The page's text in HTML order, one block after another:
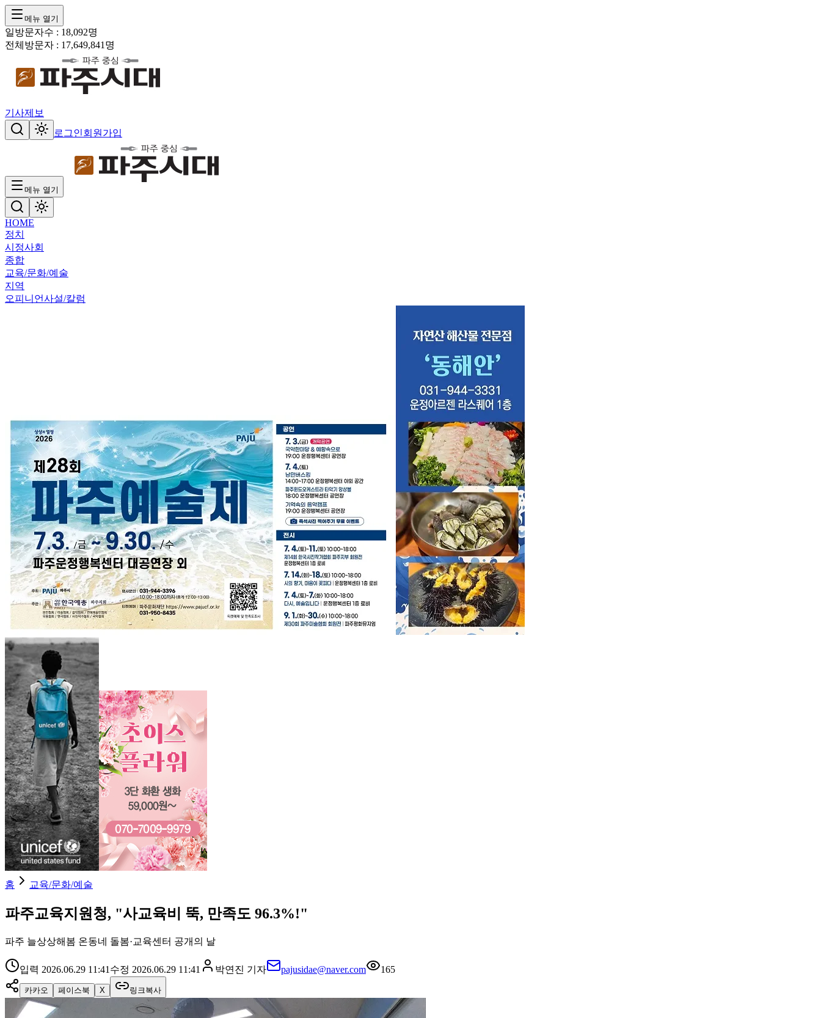
메뉴 열기
일방문자수 : 18,092명
전체방문자 : 17,649,841 명
기사제보
로그인회원가입
메뉴 열기
HOME
정치
시정사회
종합
교육/문화/예술
지역
오피니언사설/칼럼
홈 교육/문화/예술
파주교육지원청, "사교육비 뚝, 만족도 96.3%!"
파주 늘상상해봄 온동네 돌봄·교육센터 공개의 날
입력 2026.06.29 11:41 수정 2026.06.29 11:41 박연진 기자 pajusidae@naver.com 165
카카오 페이스북 X 링크복사